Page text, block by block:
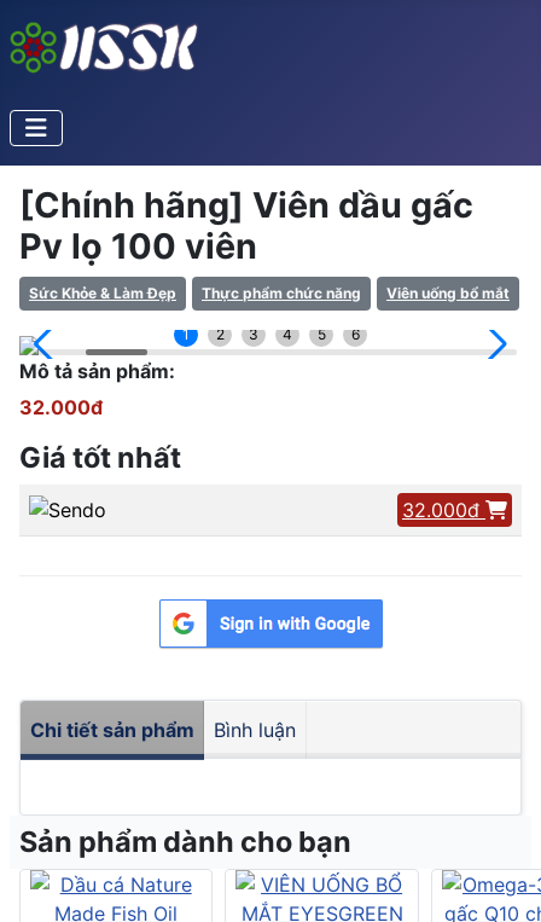
[Chính hãng] Viên dầu gấc
Pv lọ 100 viên
Sức Khỏe & Làm Đẹp Thực phẩm chức năng Viên uống bổ mắt
1 2 3 4 5 6
Mô tả sản phẩm:
32.000đ
Giá tốt nhất
32.000đ
Chi tiết sản phẩm Bình luận
Sản phẩm dành cho bạn